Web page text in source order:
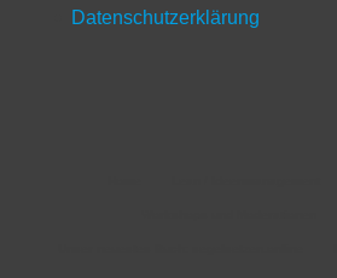
Datenschutzerklärung